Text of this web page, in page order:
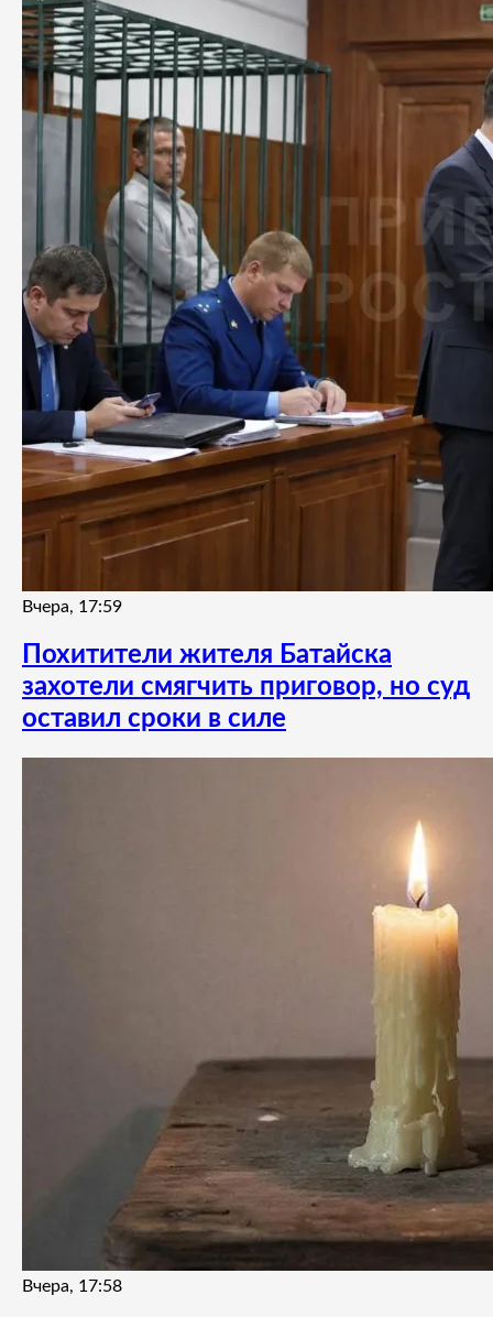
Вчера, 17:59
Похитители жителя Батайска
захотели смягчить приговор, но суд
оставил сроки в силе
Вчера, 17:58